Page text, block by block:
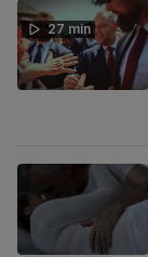
27 min